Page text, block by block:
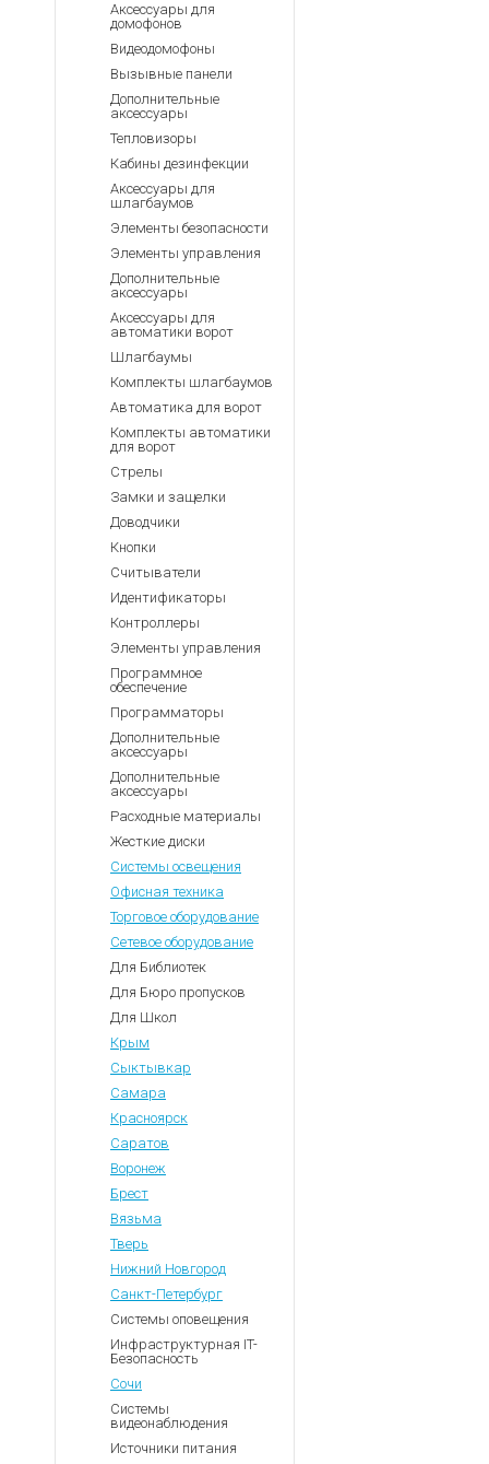
Аксессуары для
домофонов
Видеодомофоны
Вызывные панели
Дополнительные
аксессуары
Тепловизоры
Кабины дезинфекции
Аксессуары для
шлагбаумов
Элементы безопасности
Элементы управления
Дополнительные
аксессуары
Аксессуары для
автоматики ворот
Шлагбаумы
Комплекты шлагбаумов
Автоматика для ворот
Комплекты автоматики
для ворот
Стрелы
Замки и защелки
Доводчики
Кнопки
Считыватели
Идентификаторы
Контроллеры
Элементы управления
Программное
обеспечение
Программаторы
Дополнительные
аксессуары
Дополнительные
аксессуары
Расходные материалы
Жесткие диски
Системы освещения
Офисная техника
Торговое оборудование
Сетевое оборудование
Для Библиотек
Для Бюро пропусков
Для Школ
Крым
Сыктывкар
Самара
Красноярск
Саратов
Воронеж
Брест
Вязьма
Тверь
Нижний Новгород
Санкт-Петербург
Системы оповещения
Инфраструктурная IT-
Безопасность
Сочи
Системы
видеонаблюдения
Источники питания